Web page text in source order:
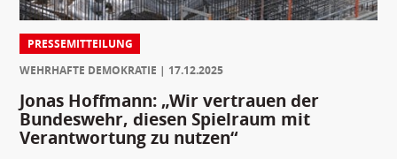
PRESSEMITTEILUNG
WEHRHAFTE DEMOKRATIE
17.12.2025
Jonas Hoffmann: „Wir vertrauen der
Bundeswehr, diesen Spielraum mit
Verantwortung zu nutzen“